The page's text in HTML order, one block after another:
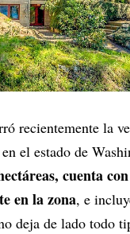
recientemente la
el estado de
cuenta
en la zona, e
deja de lado todo